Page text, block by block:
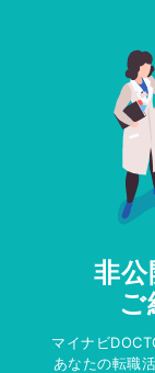
非公
ご
マイナビ
あなたの転職